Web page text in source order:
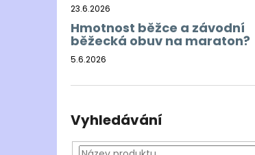
23.6.2026
Hmotnost běžce a závodní
běžecká obuv na maraton?
5.6.2026
Vyhledávání